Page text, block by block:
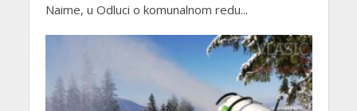
Naime, u Odluci o komunalnom redu...